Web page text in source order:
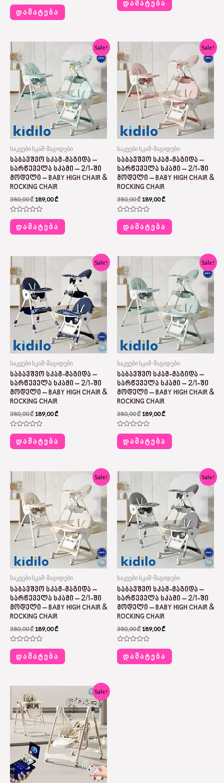
Rated
0
out
of
ᲓᲐᲛᲐᲢᲔᲑᲐ
out
of
ᲓᲐᲛᲐᲢᲔᲑᲐ
Sale!
საკვები სკამ-მაგიდები
ᲡᲐᲑᲐᲕᲨᲕᲝ ᲡᲙᲐᲛ-ᲛᲐᲒᲘᲓᲐ –
ᲡᲐᲠᲬᲔᲕᲔᲚᲐ ᲡᲙᲐᲛᲘ – 2/1-ᲨᲘ
ᲛᲝᲓᲔᲚᲘ – BABY HIGH CHAIR &
ROCKING CHAIR
380,00₾
price
380,00 ₾.
189,00₾
Current
is:
189,00 ₾.
Rated
0
out
of
ᲓᲐᲛᲐᲢᲔᲑᲐ
Sale!
საკვები სკამ-მაგიდები
ᲡᲐᲑᲐᲕᲨᲕᲝ ᲡᲙᲐᲛ-ᲛᲐᲒᲘᲓᲐ –
ᲡᲐᲠᲬᲔᲕᲔᲚᲐ ᲡᲙᲐᲛᲘ – 2/1-ᲨᲘ
ᲛᲝᲓᲔᲚᲘ – BABY HIGH CHAIR &
ROCKING CHAIR
380,00₾
380,00 ₾.
189,00₾
Current
price
is:
189,00 ₾.
Rated
0
out
of
ᲓᲐᲛᲐᲢᲔᲑᲐ
Sale!
საკვები სკამ-მაგიდები
ᲡᲐᲑᲐᲕᲨᲕᲝ ᲡᲙᲐᲛ-ᲛᲐᲒᲘᲓᲐ –
ᲡᲐᲠᲬᲔᲕᲔᲚᲐ ᲡᲙᲐᲛᲘ – 2/1-ᲨᲘ
ᲛᲝᲓᲔᲚᲘ – BABY HIGH CHAIR &
ROCKING CHAIR
380,00₾
380,00 ₾.
189,00₾
Current
price
is:
189,00 ₾.
Rated
out
of
ᲓᲐᲛᲐᲢᲔᲑᲐ
Sale!
საკვები სკამ-მაგიდები
ᲡᲐᲑᲐᲕᲨᲕᲝ ᲡᲙᲐᲛ-ᲛᲐᲒᲘᲓᲐ –
ᲡᲐᲠᲬᲔᲕᲔᲚᲐ ᲡᲙᲐᲛᲘ – 2/1-ᲨᲘ
ᲛᲝᲓᲔᲚᲘ – BABY HIGH CHAIR &
ROCKING CHAIR
380,00₾
price
380,00 ₾.
189,00₾
Current
price
is:
189,00 ₾.
Rated
out
of
ᲓᲐᲛᲐᲢᲔᲑᲐ
Sale!
საკვები სკამ-მაგიდები
ᲡᲐᲑᲐᲕᲨᲕᲝ ᲡᲙᲐᲛ-ᲛᲐᲒᲘᲓᲐ –
ᲡᲐᲠᲬᲔᲕᲔᲚᲐ ᲡᲙᲐᲛᲘ – 2/1-ᲨᲘ
ᲛᲝᲓᲔᲚᲘ – BABY HIGH CHAIR &
ROCKING CHAIR
380,00₾
380,00 ₾.
189,00₾
Current
price
is:
189,00 ₾.
Rated
0
out
of
ᲓᲐᲛᲐᲢᲔᲑᲐ
Sale!
საკვები სკამ-მაგიდები
ᲡᲐᲑᲐᲕᲨᲕᲝ ᲡᲙᲐᲛ-ᲛᲐᲒᲘᲓᲐ –
ᲡᲐᲠᲬᲔᲕᲔᲚᲐ ᲡᲙᲐᲛᲘ – 2/1-ᲨᲘ
ᲛᲝᲓᲔᲚᲘ – BABY HIGH CHAIR &
ROCKING CHAIR
380,00₾
380,00 ₾.
189,00₾
price
is:
189,00 ₾.
Rated
0
out
of
ᲓᲐᲛᲐᲢᲔᲑᲐ
Sale!
price
was:
560,00 ₾.
price
is:
280,00 ₾.